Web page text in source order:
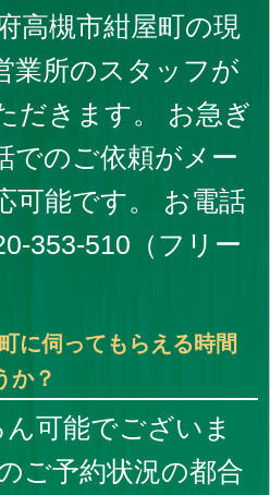
高槻市紺屋町の現
業所のスタッフが
だきます。 お急ぎ
でのご依頼がメー
可能です。 お電話
353-510（フリー
に伺ってもらえる時間
か？
可能でございま
ご予約状況の都合